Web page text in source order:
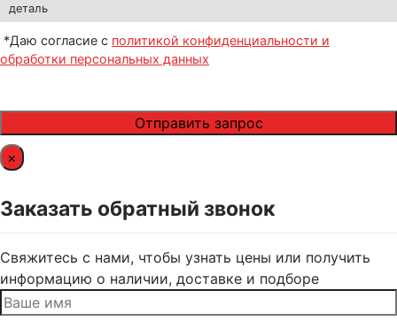
деталь
*Даю согласие с политикой конфиденциальности и
обработки персональных данных
×
Заказать обратный звонок
Свяжитесь с нами, чтобы узнать цены или получить
информацию о наличии, доставке и подборе